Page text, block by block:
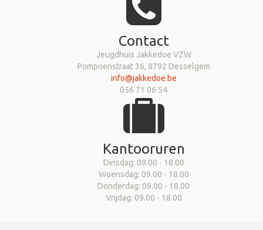
Contact
Jeugdhuis Jakkedoe VZW
Pompoenstraat 36, 8792 Desselgem
info@jakkedoe.be
056 71 06 54
Kantooruren
Dinsdag: 09.00 - 18.00
Woensdag: 09.00 - 18.00
Donderdag: 09.00 - 18.00
Vrijdag: 09.00 - 18.00